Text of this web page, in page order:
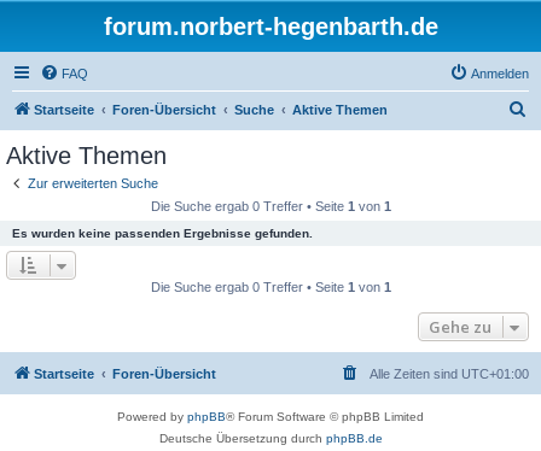
forum.norbert-hegenbarth.de
FAQ Anmelden
Startseite Foren-Übersicht Suche Aktive Themen
Aktive Themen
Zur erweiterten Suche
Die Suche ergab 0 Treffer • Seite 1 von 1
Es wurden keine passenden Ergebnisse gefunden.
Die Suche ergab 0 Treffer • Seite 1 von 1
Gehe zu
Startseite Foren-Übersicht Alle Zeiten sind UTC+01:00
Powered by phpBB® Forum Software © phpBB Limited
Deutsche Übersetzung durch phpBB.de